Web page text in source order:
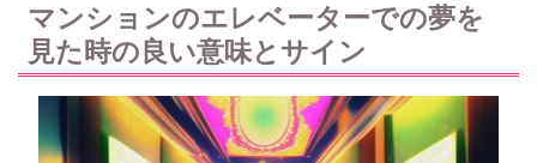
マンションのエレベーターでの夢を
見た時の良い意味とサイン